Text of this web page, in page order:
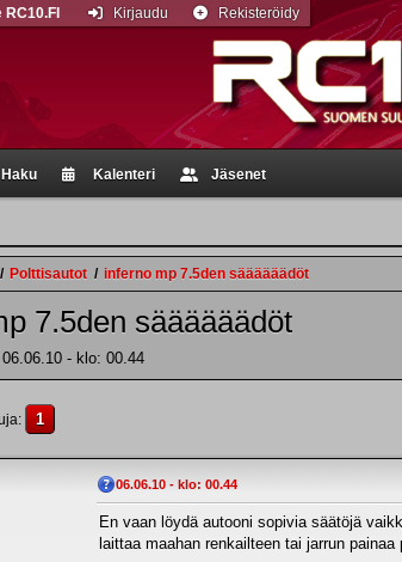
Haku Kalenteri Jäsenet
RC10.FI Kirjaudu Rekisteröidy
/ Polttisautot / inferno mp 7.5den säääääädöt
7.5den säääääädöt
- klo: 00.44
1
06.06.10 - klo: 00.44
En vaan löydä autooni sopivia säätöjä
laittaa maahan renkailteen tai jarrun